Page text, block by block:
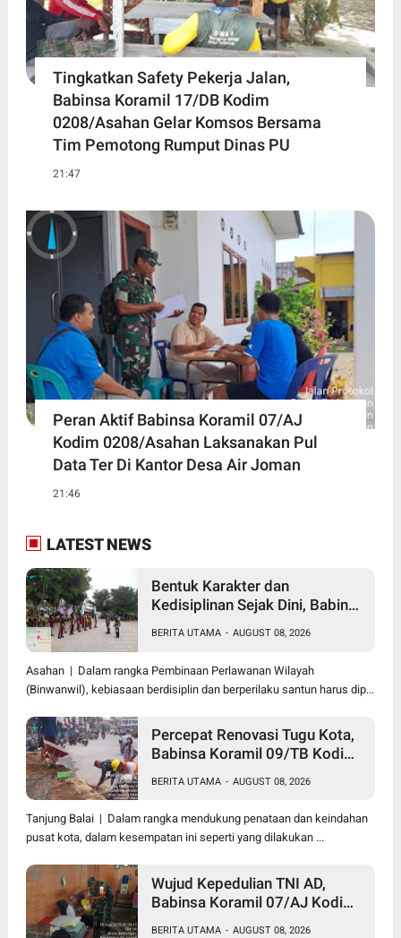
Tingkatkan Safety Pekerja Jalan,
Babinsa Koramil 17/DB Kodim
0208/Asahan Gelar Komsos Bersama
Tim Pemotong Rumput Dinas PU
21:47
Peran Aktif Babinsa Koramil 07/AJ
Kodim 0208/Asahan Laksanakan Pul
Data Ter Di Kantor Desa Air Joman
21:46
LATEST NEWS
Bentuk Karakter dan
Kedisiplinan Sejak Dini, Babinsa
0208/Asahan Beri Pelatihan
PBB dan Etika Bagi Siswa MIN
7 Pertahanan
BERITA UTAMA - AUGUST 08, 2026
Asahan | Dalam rangka Pembinaan Perlawanan Wilayah
(Binwanwil), kebiasaan berdisiplin dan berperilaku santun harus dip...
Percepat Renovasi Tugu Kota,
Babinsa Koramil 09/TB Kodim
dan DLH Tanjungbalai Gelar
Gotong Royong
BERITA UTAMA - AUGUST 08, 2026
Tanjung Balai | Dalam rangka mendukung penataan dan keindahan
pusat kota, dalam kesempatan ini seperti yang dilakukan ...
Wujud Kepedulian TNI AD,
Babinsa Koramil 07/AJ Kodim
BERITA UTAMA - AUGUST 08, 2026